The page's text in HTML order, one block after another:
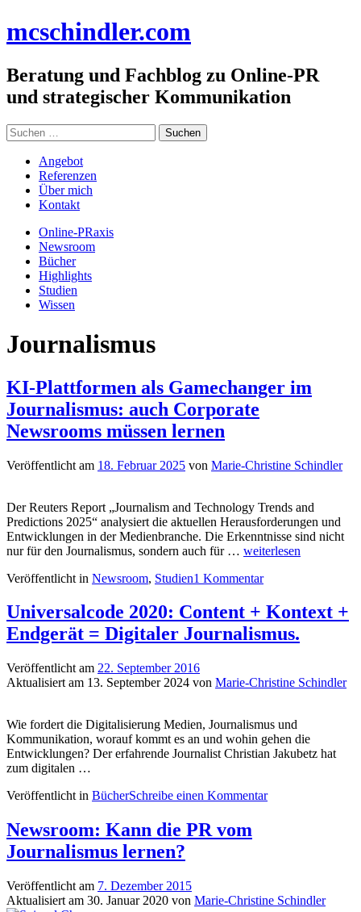
Inhalt
mcschindler.com
Beratung und Fachblog zu Online-PR
und strategischer Kommunikation
Suchen
nach:
Angebot
Referenzen
Über mich
Kontakt
Online-PRaxis
Newsroom
Bücher
Highlights
Studien
Wissen
Journalismus
KI-Plattformen als Gamechanger im
Journalismus: auch Corporate
Newsrooms müssen lernen
Veröffentlicht am 18. Februar 2025 von Marie-Christine Schindler
Der Reuters Report „Journalism and Technology Trends and
Predictions 2025“ analysiert die aktuellen Herausforderungen und
Entwicklungen in der Medienbranche. Die Erkenntnisse sind nicht
nur für den Journalismus, sondern auch für … KI-
als
im
Journalismus:
auch
müssen
weiterlesen
Veröffentlicht in Newsroom, Studien1 Kommentar
Universalcode 2020: Content + Kontext +
Endgerät = Digitaler Journalismus.
Veröffentlicht am 22. September 2016
Aktualisiert am 13. September 2024 von Marie-Christine Schindler
Wie fordert die Digitalisierung Medien, Journalismus und
Kommunikation, worauf kommt es an und wohin gehen die
Entwicklungen? Der erfahrende Journalist Christian Jakubetz hat
zum digitalen …
Veröffentlicht in BücherSchreibe einen Kommentar
Newsroom: Kann die PR vom
Journalismus lernen?
Veröffentlicht am 7. Dezember 2015
Aktualisiert am 30. Januar 2020 von Marie-Christine Schindler